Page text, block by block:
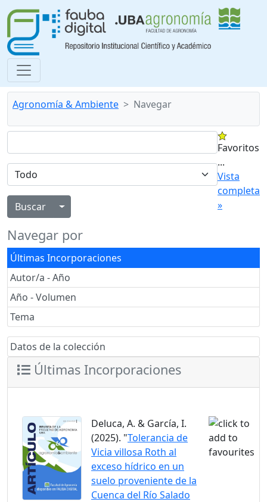
Agronomía & Ambiente Navegar
Alternar menú desplegable
Favoritos
...
Vista
completa
»
Navegar por
Últimas Incorporaciones
Autor/a - Año
Año - Volumen
Tema
Datos de la colección
Últimas Incorporaciones
Deluca, A. & García, I.
(2025). "Tolerancia de
Vicia villosa Roth al
exceso hídrico en un
suelo proveniente de la
Cuenca del Río Salado